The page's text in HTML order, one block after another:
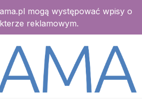
mogą występować wpisy o
reklamowym.